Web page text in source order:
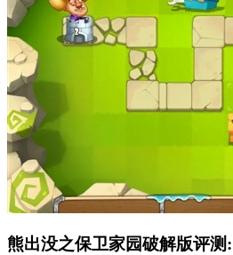
熊出没之保卫家园破解版评测: